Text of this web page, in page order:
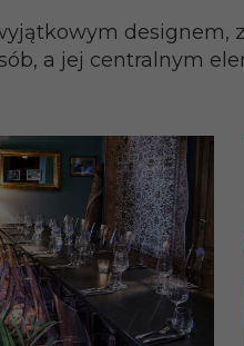
designem,
a jej centralnym